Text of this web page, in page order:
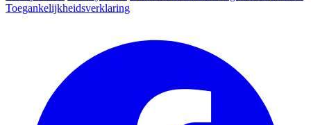
Toegankelijkheidsverklaring